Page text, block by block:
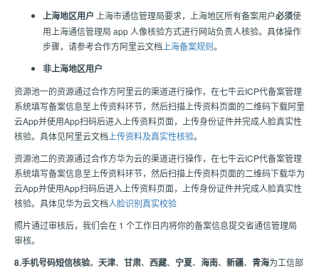
上海地区用户 上海市通信管理局要求，上海地区所有备案用户必须使
用上海通信管理局 app 人像核验方式进行网站负责人核验。具体操作
步骤，请参考合作方阿里云文档 上海备案规则。
非上海地区用户
资源池一的资源通过合作方阿里云的渠道进行操作，在七牛云ICP代备案管理
系统填写备案信息至上传资料环节，然后扫描上传资料页面的二维码下载阿里
云App并使用App扫码后进入上传资料页面，上传身份证件并完成人脸真实性
核验。具体见阿里云文档 上传资料及真实性核验。
资源池二的资源通过合作方华为云的渠道进行操作，在七牛云ICP代备案管理
系统填写备案信息至上传资料环节，然后扫描上传资料页面的二维码下载华为
云App并使用App扫码后进入上传资料页面，上传身份证件并完成人脸真实性
核验。具体见华为云文档人脸识别真实校验
照片通过审核后，我们会在 1 个工作日内将你的备案信息提交省通信管理局
审核。
8.手机号码短信核验。 天津、 甘肃、 西藏、 宁夏、 海南、 新疆、 青海为工信部